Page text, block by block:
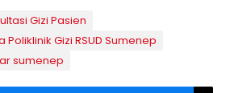
Gizi Pasien
Gizi RSUD Sumenep
sumenep